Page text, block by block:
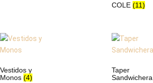
COLE (11)
Vestidos y
Monos (4)
Taper
Sandwichera